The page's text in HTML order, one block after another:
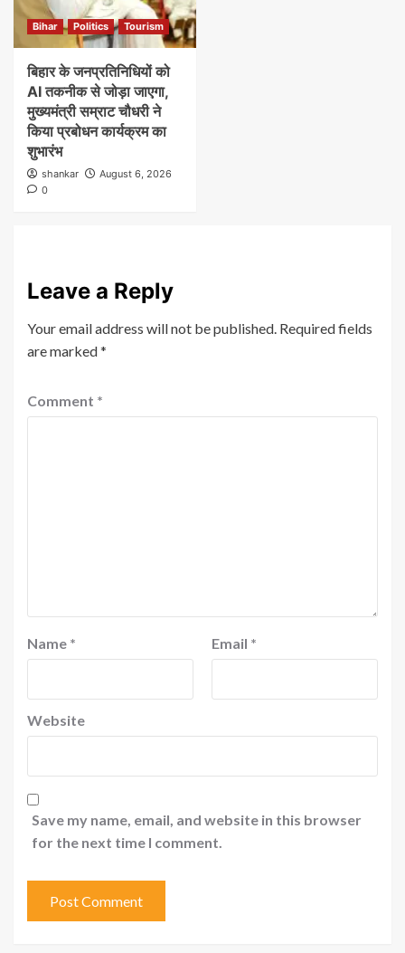
Bihar Politics Tourism
बिहार के जनप्रतिनिधियों को
AI तकनीक से जोड़ा जाएगा,
मुख्यमंत्री सम्राट चौधरी ने
किया प्रबोधन कार्यक्रम का
शुभारंभ
shankar
August 6, 2026
0
Leave a Reply
Your email address will not be published. Required fields
are marked*
Comment *
Name * Email *
Website
Save my name, email, and website in this browser
for the next time I comment.